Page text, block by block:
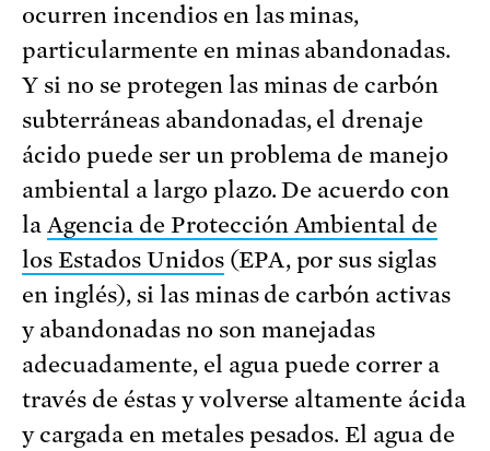
ocurren incendios en las minas,
particularmente en minas abandonadas.
Y si no se protegen las minas de carbón
subterráneas abandonadas, el drenaje
ácido puede ser un problema de manejo
ambiental a largo plazo. De acuerdo con
la Agencia de Protección Ambiental de
los Estados Unidos(EPA, por sus siglas
en inglés), si las minas de carbón activas
y abandonadas no son manejadas
adecuadamente, el agua puede correr a
través de éstas y volverse altamente ácida
y cargada en metales pesados. El agua de